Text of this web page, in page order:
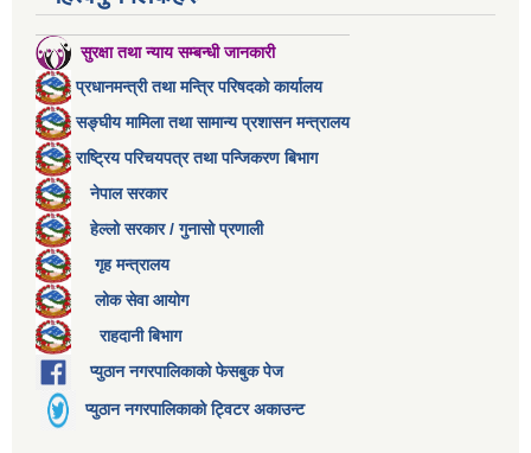
सुरक्षा तथा न्याय सम्बन्धी जानकारी
प्रधानमन्त्री तथा मन्त्रि परिषदको कार्यालय
सङ्घीय मामिला तथा सामान्य प्रशासन मन्त्रालय
राष्ट्रिय परिचयपत्र तथा पन्जिकरण बिभाग
नेपाल सरकार
हेल्लो सरकार / गुनासो प्रणाली
गृह मन्त्रालय
लोक सेवा आयोग
राहदानी बिभाग
प्युठान नगरपालिकाको फेसबुक पेज
प्युठान नगरपालिकाको ट्विटर अकाउन्ट